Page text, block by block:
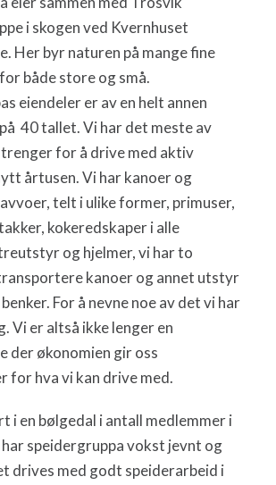
i skogen ved Kvernhuset
Her byr naturen på mange fine
både store og små.
eiendeler er av en helt annen
40 tallet. Vi har det meste av
for å drive med aktiv
årtusen. Vi har kanoer og
telt i ulike former, primuser,
kokeredskaper i alle
og hjelmer, vi har to
kanoer og annet utstyr
For å nevne noe av det vi har
Vi er altså ikke lenger en
der økonomien gir oss
for hva vi kan drive med.
i en bølgedal i antall medlemmer i
speidergruppa vokst jevnt og
drives med godt speiderarbeid i